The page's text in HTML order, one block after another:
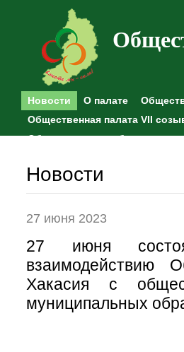
Новости О палате
Общественная палата VII
Общественные наблюдения
Новости
27 июня 2023
27 июня
взаимодействию
Хакасия с
муниципальных